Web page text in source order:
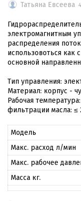
Татьяна Евсеева
электромагнитным
распределения
использовоться как
основной
Тип управления:
Материал: корпус -
Рабочая
фильтрации масла: ≤
Модель
Макс. расход л/мин
Макс. рабочее
Масса кг.